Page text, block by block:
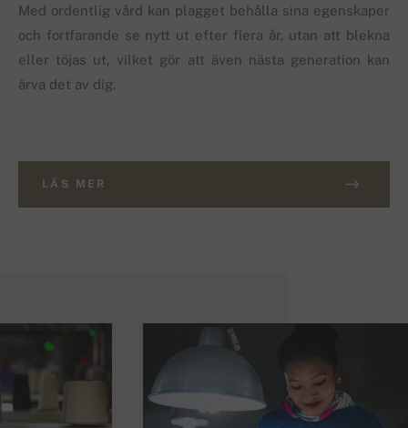
Med ordentlig vård kan plagget behålla sina egenskaper
och fortfarande se nytt ut efter flera år, utan att blekna
eller töjas ut, vilket gör att även nästa generation kan
ärva det av dig.
LÄS MER